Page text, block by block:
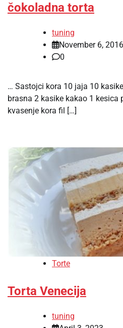
čokoladna torta
tuning
November 6, 2016
0
… Sastojci kora 10 jaja 10
brasna 2 kasike kakao 1 kesica
kvasenje kora fil […]
Torte
Torta Venecija
tuning